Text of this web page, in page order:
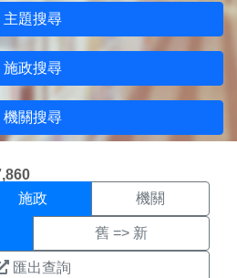
主題搜尋
施政搜尋
機關搜尋
果頁面
施政 機關
舊 => 新
匯出查詢